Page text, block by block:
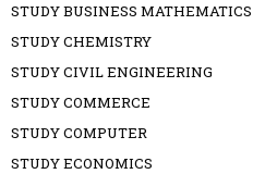
STUDY BUSINESS MATHEMATICS
STUDY CHEMISTRY
STUDY CIVIL ENGINEERING
STUDY COMMERCE
STUDY COMPUTER
STUDY ECONOMICS